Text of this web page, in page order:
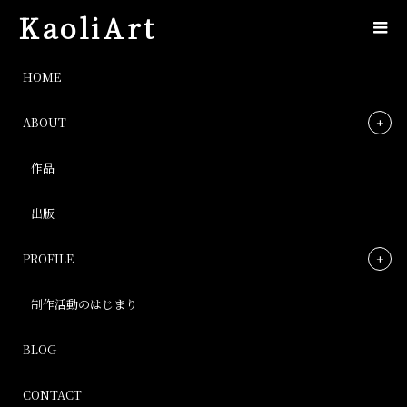
KaoliArt
HOME
ABOUT
作品
出版
PROFILE
制作活動のはじまり
BLOG
CONTACT
tearoom
Post